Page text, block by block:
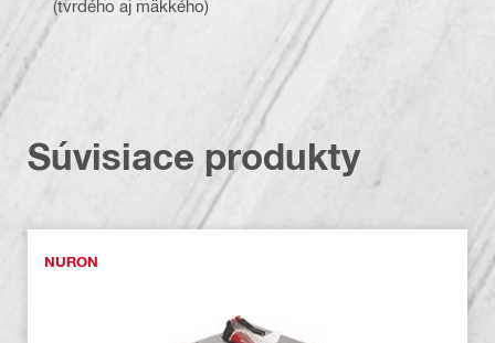
(tvrdého aj mäkkého)
Súvisiace produkty
NURON